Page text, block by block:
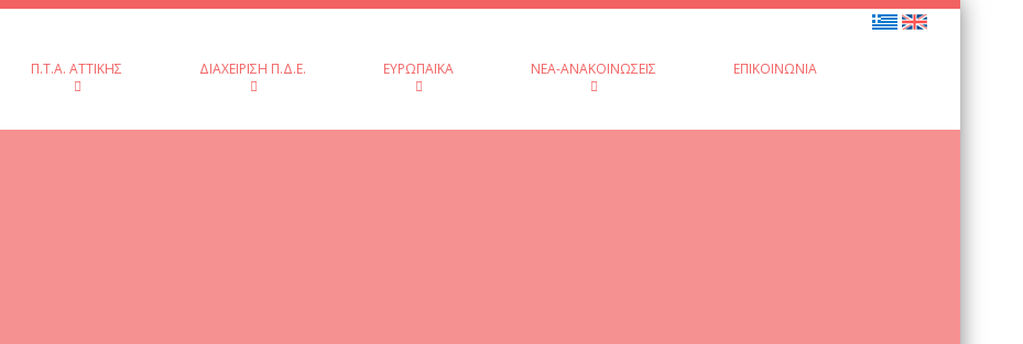
Π.Τ.Α. ΑΤΤΙΚΉΣ ΔΙΑΧΕΊΡΙΣΗ Π.Δ.Ε. ΕΥΡΩΠΑΪΚΆ ΝΈΑ-ΑΝΑΚΟΙΝΏΣΕΙΣ ΕΠΙΚΟΙΝΩΝΊΑ